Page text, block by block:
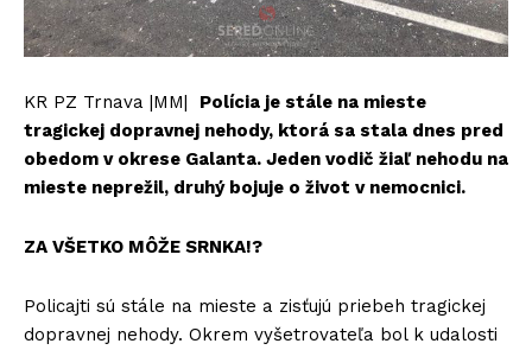
KR PZ Trnava |MM| Polícia je stále na mieste
tragickej dopravnej nehody, ktorá sa stala dnes pred
obedom v okrese Galanta. Jeden vodič žiaľ nehodu na
mieste neprežil, druhý bojuje o život v nemocnici.
ZA VŠETKO MÔŽE SRNKA!?
Policajti sú stále na mieste a zisťujú priebeh tragickej
dopravnej nehody. Okrem vyšetrovateľa bol k udalosti